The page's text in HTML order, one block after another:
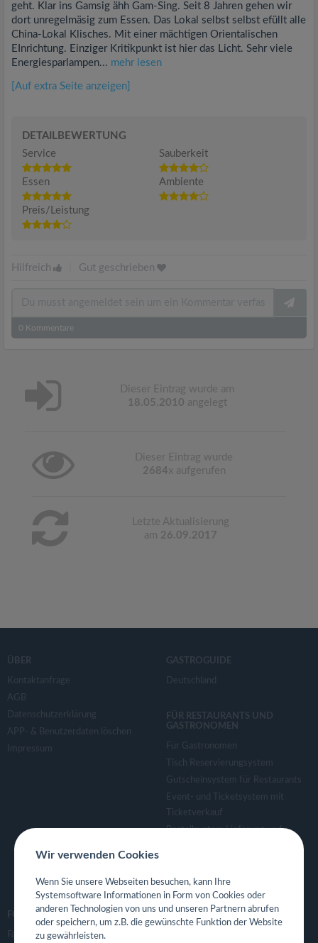
geht. Klar ins Gamsig ähh Gam-Sing. Seit 8 Jahren gehen wir
dort unregelmäsig zum Essen. Das Lokal selbst selbst efüllt alle
China-Lokal Klisches. Mit einer mächtigen Orientalischen
EInrichtung. Einziger Kritikpunkt ist hier das Licht. Sehr viele
Energiesparlampen... mehr lesen
[Auf extra Seite anzeigen]
DETAILBEWERTUNG
Service
Sauberkeit
Essen Ambiente
Preis/Leistung
Hilfreich Gut geschrieben
0 Kommentare
Dieser Eintrag wurde am
18.05.2010 angelegt
Dieser Eintrag wurde
2684x aufgerufen
Letzte Aktualisierung
am 26.09.2017
ÜBER
Kontaktanfrage
AGB
Datenschutzerklärung
APP- & Benutzerdaten löschen
Impressum
GASTROGUIDE
Deutschland
FÜR RESTAURANTS UND
GASTRONOMEN
Für Gastronomen
Tisch Reservierungsystem
Gutscheinsystem für Restaurants
Event- und Ticketsystem mit
Ticketverkauf
Bestellsystem Lieferung und
Eigene App für Restaurant
FOLGE UNS
Facebook
Wir verwenden Cookies
Wenn Sie unsere Webseiten besuchen, kann Ihre
Systemsoftware Informationen in Form von Cookies oder
anderen Technologien von uns und unseren Partnern abrufen
oder speichern, um z.B. die gewünschte Funktion der Website
zu gewährleisten.